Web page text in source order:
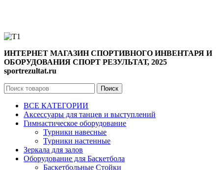
ИНТЕРНЕТ МАГАЗИН СПОРТИВНОГО ИНВЕНТАРЯ И
ОБОРУДОВАНИЯ СПОРТ РЕЗУЛЬТАТ, 2025
sportrezultat.ru
Поиск
ВСЕ КАТЕГОРИИ
Аксессуары для танцев и выступлений
Гимнастическое оборудование
Турники навесные
Турники настенные
Зеркала для залов
Оборудование для Баскетбола
Баскетбольные Стойки